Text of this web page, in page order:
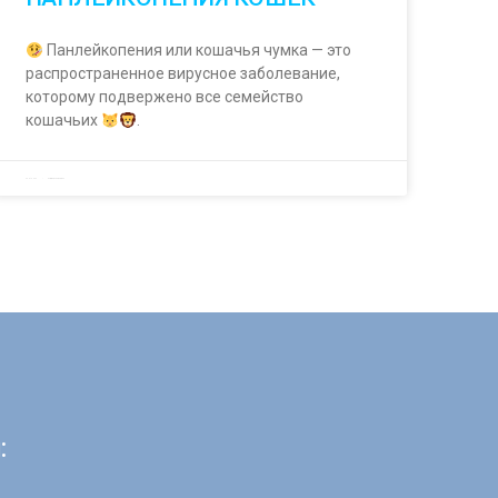
Панлейкопения или кошачья чумка — это
распространенное вирусное заболевание,
которому подвержено все семейство
кошачьих
.